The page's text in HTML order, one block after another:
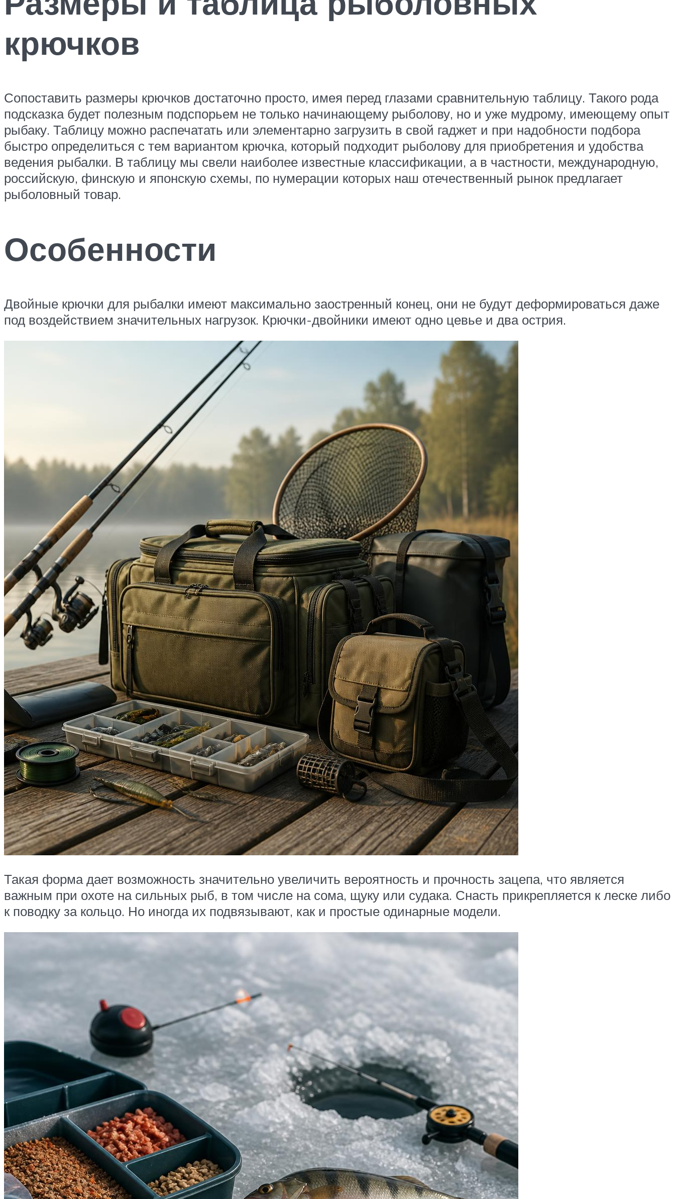
крючков
Сопоставить размеры крючков достаточно просто, имея перед глазами сравнительную таблицу. Такого рода
подсказка будет полезным подспорьем не только начинающему рыболову, но и уже мудрому, имеющему опыт
рыбаку. Таблицу можно распечатать или элементарно загрузить в свой гаджет и при надобности подбора
быстро определиться с тем вариантом крючка, который подходит рыболову для приобретения и удобства
ведения рыбалки. В таблицу мы свели наиболее известные классификации, а в частности, международную,
российскую, финскую и японскую схемы, по нумерации которых наш отечественный рынок предлагает
рыболовный товар.
Особенности
Двойные крючки для рыбалки имеют максимально заостренный конец, они не будут деформироваться даже
под воздействием значительных нагрузок. Крючки-двойники имеют одно цевье и два острия.
Такая форма дает возможность значительно увеличить вероятность и прочность зацепа, что является
важным при охоте на сильных рыб, в том числе на сома, щуку или судака. Снасть прикрепляется к леске либо
к поводку за кольцо. Но иногда их подвязывают, как и простые одинарные модели.